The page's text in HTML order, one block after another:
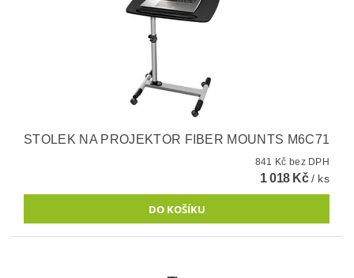
STOLEK NA PROJEKTOR FIBER MOUNTS M6C71
841 Kč bez DPH
1 018 Kč/ ks